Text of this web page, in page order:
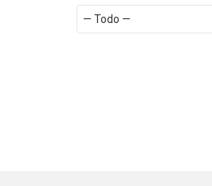
RSS
Mostrar: